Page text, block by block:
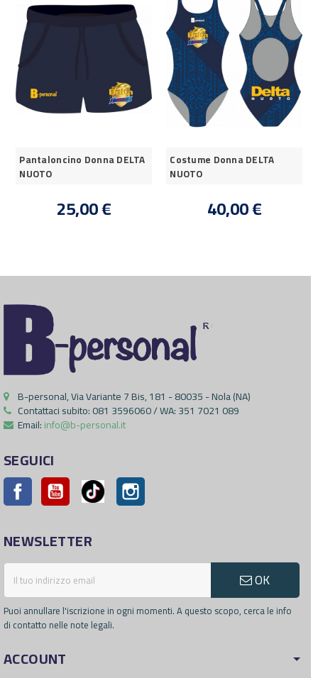
Pantaloncino Donna DELTA
NUOTO
25,00 €
Costume Donna DELTA
NUOTO
40,00 €
B-personal, Via Variante 7 Bis, 181 - 80035 - Nola (NA)
Contattaci subito:081 3596060 / WA: 351 7021 089
Email:info@b-personal.it
SEGUICI
Facebook YouTube Pinterest
NEWSLETTER
OK
Puoi annullare l'iscrizione in ogni momenti. A questo scopo, cerca le info
di contatto nelle note legali.
ACCOUNT